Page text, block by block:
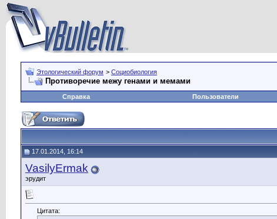
Этологический форум > Социобиология
Противоречие межу генами и мемами
Справка
Пользователи
17.01.2014, 16:14
VasilyErmak
эрудит
Цитата: